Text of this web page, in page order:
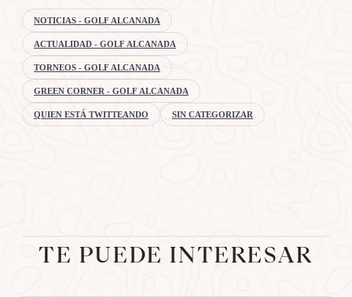
NOTICIAS - GOLF ALCANADA
ACTUALIDAD - GOLF ALCANADA
TORNEOS - GOLF ALCANADA
GREEN CORNER - GOLF ALCANADA
QUIEN ESTÁ TWITTEANDO SIN CATEGORIZAR
TE PUEDE INTERESAR